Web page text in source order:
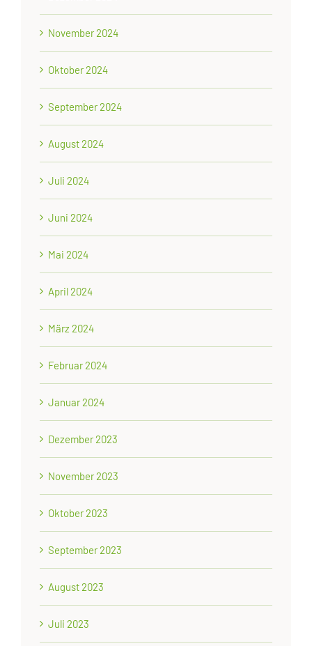
November 2024
Oktober 2024
September 2024
August 2024
Juli 2024
Juni 2024
Mai 2024
April 2024
März 2024
Februar 2024
Januar 2024
Dezember 2023
November 2023
Oktober 2023
September 2023
August 2023
Juli 2023